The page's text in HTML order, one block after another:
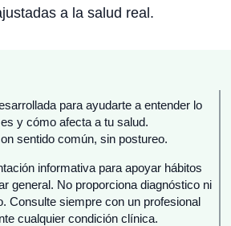
a la salud real.
para ayudarte a entender lo
y cómo afecta a tu salud.
sentido común, sin postureo.
informativa para apoyar hábitos
general. No proporciona diagnóstico ni
Consulte siempre con un profesional
cualquier condición clínica.